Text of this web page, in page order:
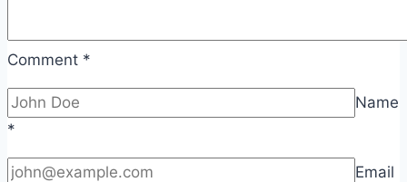
Comment *
Name
*
Email